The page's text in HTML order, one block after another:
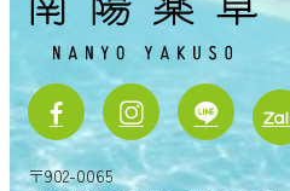
〒902-0065